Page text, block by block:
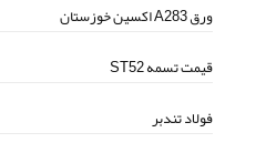
ورق A283 اکسین خوزستان
قیمت تسمه ST52
فولاد تندبر